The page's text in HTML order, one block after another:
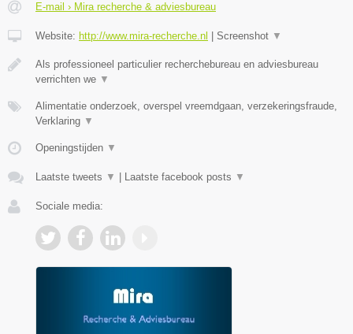
E-mail › Mira recherche & adviesbureau
Website: http://www.mira-recherche.nl Screenshot ▼
Als professioneel particulier recherchebureau en adviesbureau
verrichten we ▼
Alimentatie onderzoek, overspel vreemdgaan, verzekeringsfraude,
Verklaring ▼
Openingstijden ▼
Laatste tweets ▼ Laatste facebook posts ▼
Sociale media: